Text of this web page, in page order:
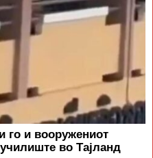
го и вооружениот
во Тајланд